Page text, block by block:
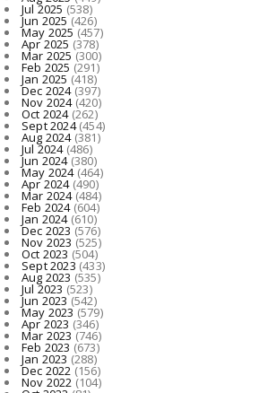
Jul 2025 (538)
Jun 2025(426)
May 2025(457)
Apr 2025 (378)
Mar 2025 (300)
Feb 2025 (291)
Jan 2025 (418)
Dec 2024(397)
Nov 2024(420)
Oct 2024(262)
Sept 2024(454)
Aug 2024(381)
Jul 2024(486)
Jun 2024(380)
May 2024(464)
Apr 2024(490)
Mar 2024(484)
Feb 2024(604)
Jan 2024(610)
Dec 2023(576)
Nov 2023 (525)
Oct 2023 (504)
Sept 2023 (433)
Aug 2023 (535)
Jul 2023 (523)
Jun 2023(542)
May 2023(579)
Apr 2023 (346)
Mar 2023 (746)
Feb 2023 (673)
Jan 2023 (288)
Dec 2022(156)
Nov 2022 (104)